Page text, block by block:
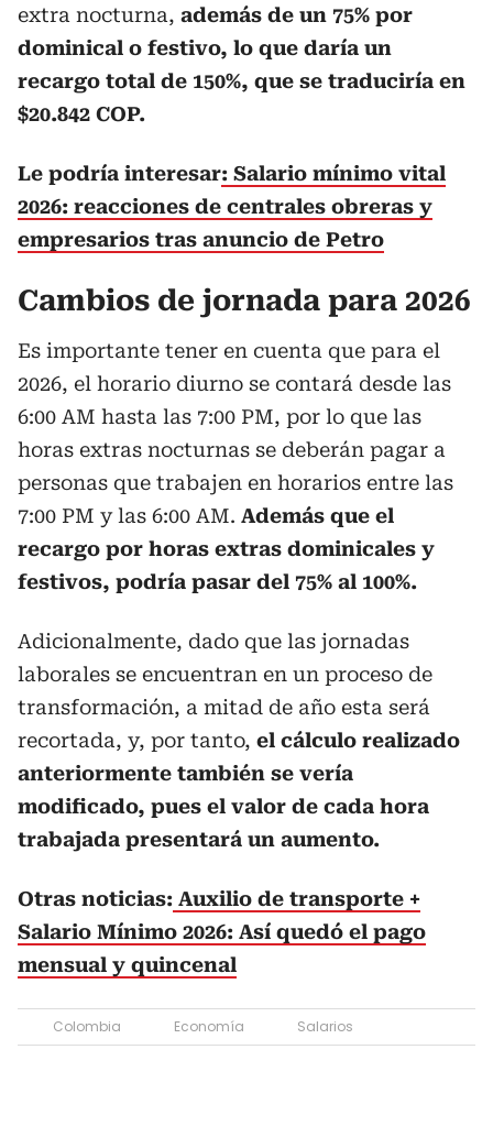
extra nocturna, además de un 75% por
dominical o festivo, lo que daría un
recargo total de 150%, que se traduciría en
$20.842 COP.
Le podría interesar: Salario mínimo vital
2026: reacciones de centrales obreras y
empresarios tras anuncio de Petro
Cambios de jornada para 2026
Es importante tener en cuenta que para el
2026, el horario diurno se contará desde las
6:00 AM hasta las 7:00 PM, por lo que las
horas extras nocturnas se deberán pagar a
personas que trabajen en horarios entre las
7:00 PM y las 6:00 AM. Además que el
recargo por horas extras dominicales y
festivos, podría pasar del 75% al 100%.
Adicionalmente, dado que las jornadas
laborales se encuentran en un proceso de
transformación, a mitad de año esta será
recortada, y, por tanto, el cálculo realizado
anteriormente también se vería
modificado, pues el valor de cada hora
trabajada presentará un aumento.
Otras noticias: Auxilio de transporte +
Salario Mínimo 2026: Así quedó el pago
mensual y quincenal
Colombia Economía Salarios